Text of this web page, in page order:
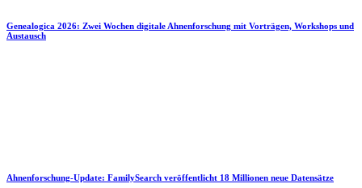
Genealogica 2026: Zwei Wochen digitale Ahnenforschung mit Vorträgen, Workshops und
Austausch
Ahnenforschung-Update: FamilySearch veröffentlicht 18 Millionen neue Datensätze